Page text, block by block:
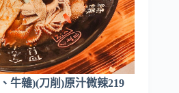
牛雜)(刀削)原汁微辣219